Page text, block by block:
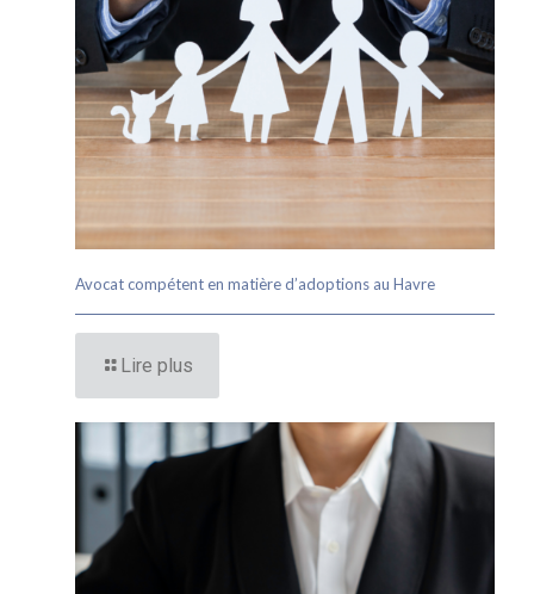
Avocat compétent en matière d’adoptions au Havre
Lire plus